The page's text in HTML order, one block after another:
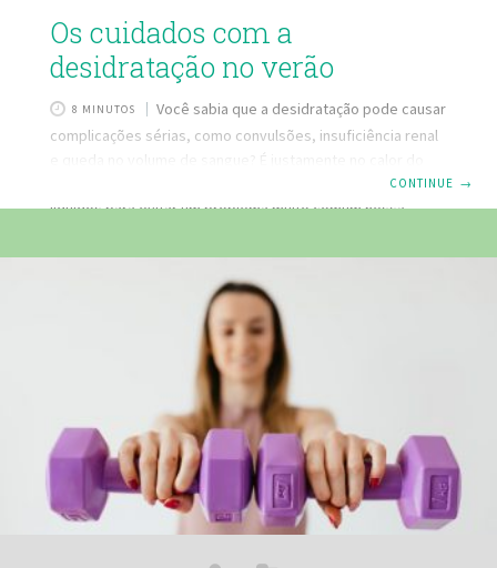
Os cuidados com a
desidratação no verão
8 MINUTOS
Você sabia que a desidratação pode causar
complicações sérias, como convulsões, insuficiência renal
e queda no volume de sangue? É justamente no calor do
verão que precisamos prestar atenção à ingestão de
líquidos para evitar um problema muito comum nessa
corpo, incluindo eletrólitos vitais como sódio, cloreto e
potássio. Necessitamos de água para funções
importantes, como a regulagem da temperatura do corpo,
a manutenção da saúde da pele e das
CONTINUE →